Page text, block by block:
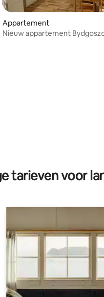
van 4,98 op 5, 166
Appartement
Nieuw appartement
tarieven voor